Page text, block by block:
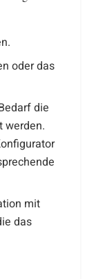
oder das
die
werden.
mit
das